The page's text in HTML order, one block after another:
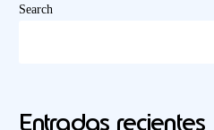
Search
Entradas recientes